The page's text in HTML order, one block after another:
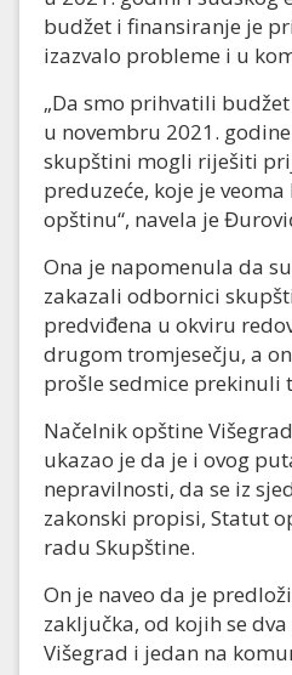
budžet i finansiranje je
izazvalo probleme i u
„Da smo prihvatili
u novembru 2021.
skupštini mogli riješiti
preduzeće, koje je
opštinu“, navela je
Ona je napomenula da
zakazali odbornici
predviđena u okviru
drugom tromjesečju, a
prošle sedmice prekinuli
Načelnik opštine
ukazao je da je i ovog
nepravilnosti, da se iz
zakonski propisi, Statut
radu Skupštine.
On je naveo da je
zaključka, od kojih se
Višegrad i jedan na